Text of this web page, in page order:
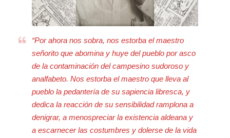
“Por ahora nos sobra, nos estorba el maestro
señorito que abomina y huye del pueblo por asco
de la contaminación del campesino sudoroso y
analfabeto. Nos estorba el maestro que lleva al
pueblo la pedantería de su sapiencia libresca, y
dedica la reacción de su sensibilidad ramplona a
denigrar, a menospreciar la existencia aldeana y
a escarnecer las costumbres y dolerse de la vida